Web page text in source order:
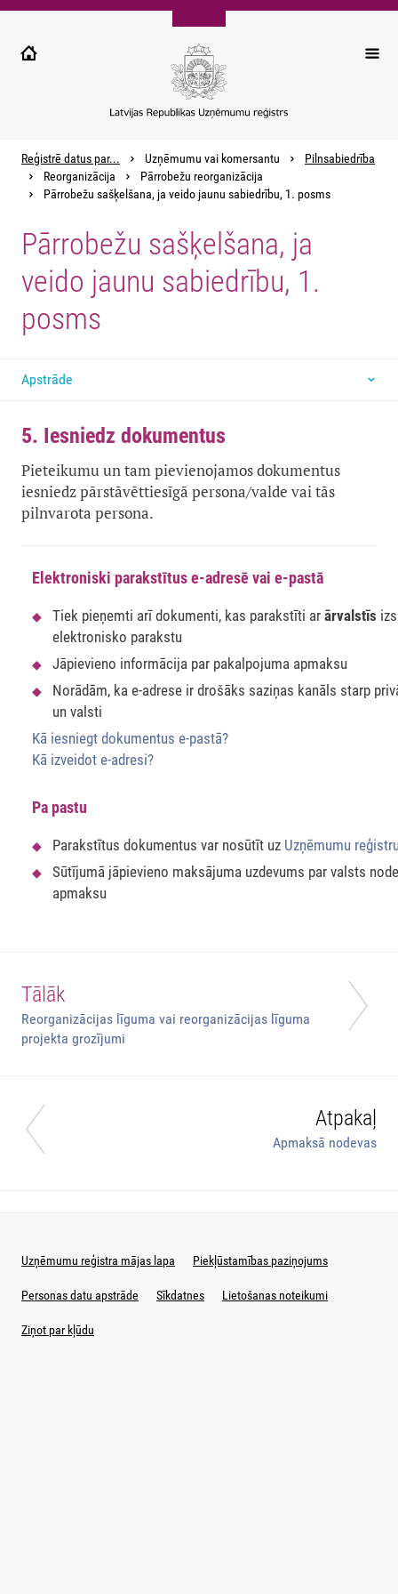
Pārlekt
galveno
Reģistrē datus par... Uzņēmumu vai komersantu
Pilnsabiedrība
Reorganizācija
Pārrobežu reorganizācija
Pārrobežu sašķelšana, ja veido jaunu sabiedrību, 1. posms
Pārrobežu sašķelšana, ja
veido jaunu sabiedrību, 1.
posms
Apstrāde
5. Iesniedz dokumentus
Pieteikumu un tam pievienojamos dokumentus
iesniedz pārstāvēttiesīgā persona/valde vai tās
pilnvarota persona.
Elektroniski parakstītus e-adresē vai e-pastā
Tiek pieņemti arī dokumenti, kas parakstīti ar ārvalstīs
elektronisko parakstu
Jāpievieno informācija par pakalpojuma apmaksu
Norādām, ka e-adrese ir drošāks saziņas kanāls starp
un valsti
Kā iesniegt dokumentus e-pastā?
Kā izveidot e-adresi?
Pa pastu
Parakstītus dokumentus var nosūtīt uz Uzņēmumu
Sūtījumā jāpievieno maksājuma uzdevums par valsts
apmaksu
Tālāk
Reorganizācijas līguma vai reorganizācijas līguma
projekta grozījumi
Atpakaļ
Apmaksā nodevas
Uzņēmumu reģistra mājas lapa Piekļūstamības paziņojums
Personas datu apstrāde Sīkdatnes Lietošanas noteikumi
Ziņot par kļūdu